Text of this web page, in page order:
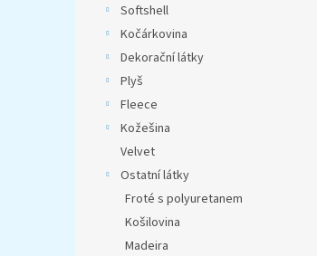
Softshell
Kočárkovina
Dekorační látky
Plyš
Fleece
Kožešina
Velvet
Ostatní látky
Froté s polyuretanem
Košilovina
Madeira